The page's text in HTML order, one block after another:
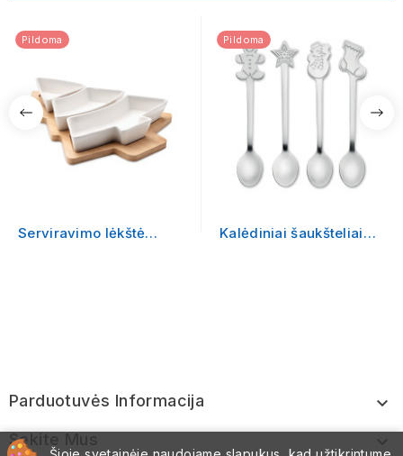
Pildoma
Serviravimo lėkštė
Pildoma
Kalėdiniai šaukšteliai
Parduotuvės Informacija 
Sekite Mus